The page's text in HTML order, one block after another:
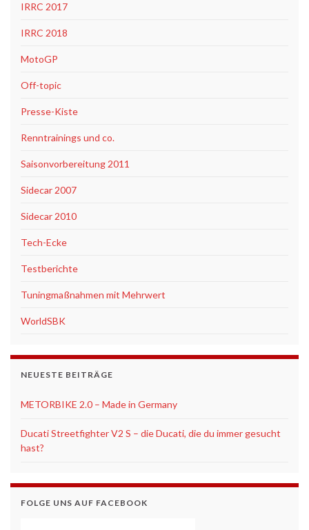
IRRC 2017
IRRC 2018
MotoGP
Off-topic
Presse-Kiste
Renntrainings und co.
Saisonvorbereitung 2011
Sidecar 2007
Sidecar 2010
Tech-Ecke
Testberichte
Tuningmaßnahmen mit Mehrwert
WorldSBK
NEUESTE BEITRÄGE
METORBIKE 2.0 – Made in Germany
Ducati Streetfighter V2 S – die Ducati, die du immer gesucht
hast?
FOLGE UNS AUF FACEBOOK